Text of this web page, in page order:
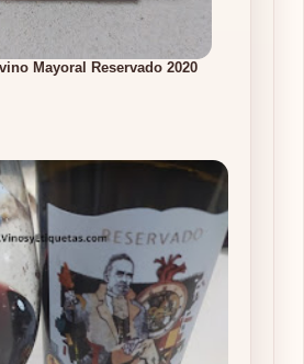
Mayoral Reservado 2020